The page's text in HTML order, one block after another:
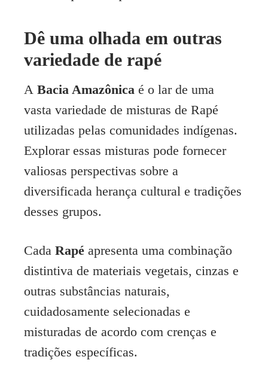
Dê uma olhada em outras
variedade de rapé
A Bacia Amazônica é o lar de uma
vasta variedade de misturas de Rapé
utilizadas pelas comunidades indígenas.
Explorar essas misturas pode fornecer
valiosas perspectivas sobre a
diversificada herança cultural e tradições
desses grupos.
Cada Rapé apresenta uma combinação
distintiva de materiais vegetais, cinzas e
outras substâncias naturais,
cuidadosamente selecionadas e
misturadas de acordo com crenças e
tradições específicas.